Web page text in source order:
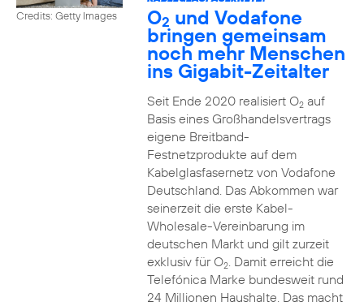
Credits: Getty Images O2 und Vodafone
bringen gemeinsam
noch mehr Menschen
ins Gigabit-Zeitalter
Seit Ende 2020 realisiert O2auf
Basis eines Großhandelsvertrags
eigene Breitband-
Festnetzprodukte auf dem
Kabelglasfasernetz von Vodafone
Deutschland. Das Abkommen war
seinerzeit die erste Kabel-
Wholesale-Vereinbarung im
deutschen Markt und gilt zurzeit
exklusiv für O2. Damit erreicht die
Telefónica Marke bundesweit rund
24 Millionen Haushalte. Das macht